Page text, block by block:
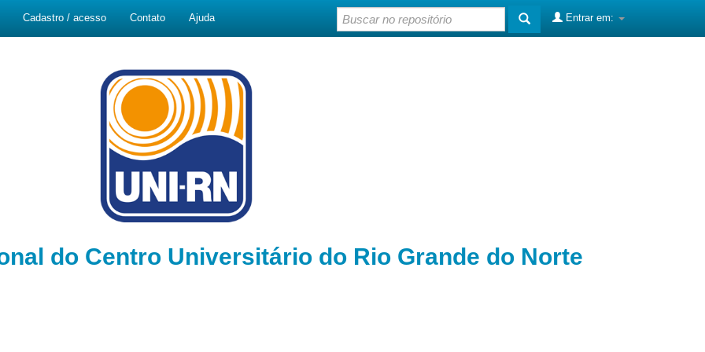
Cadastro / acesso Contato Ajuda Entrar em:
do Centro Universitário do Rio Grande do Norte